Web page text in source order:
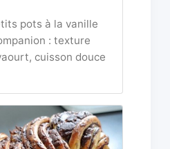
pots à la vanille
: texture
cuisson douce